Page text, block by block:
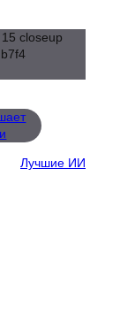
Лучшие ИИ